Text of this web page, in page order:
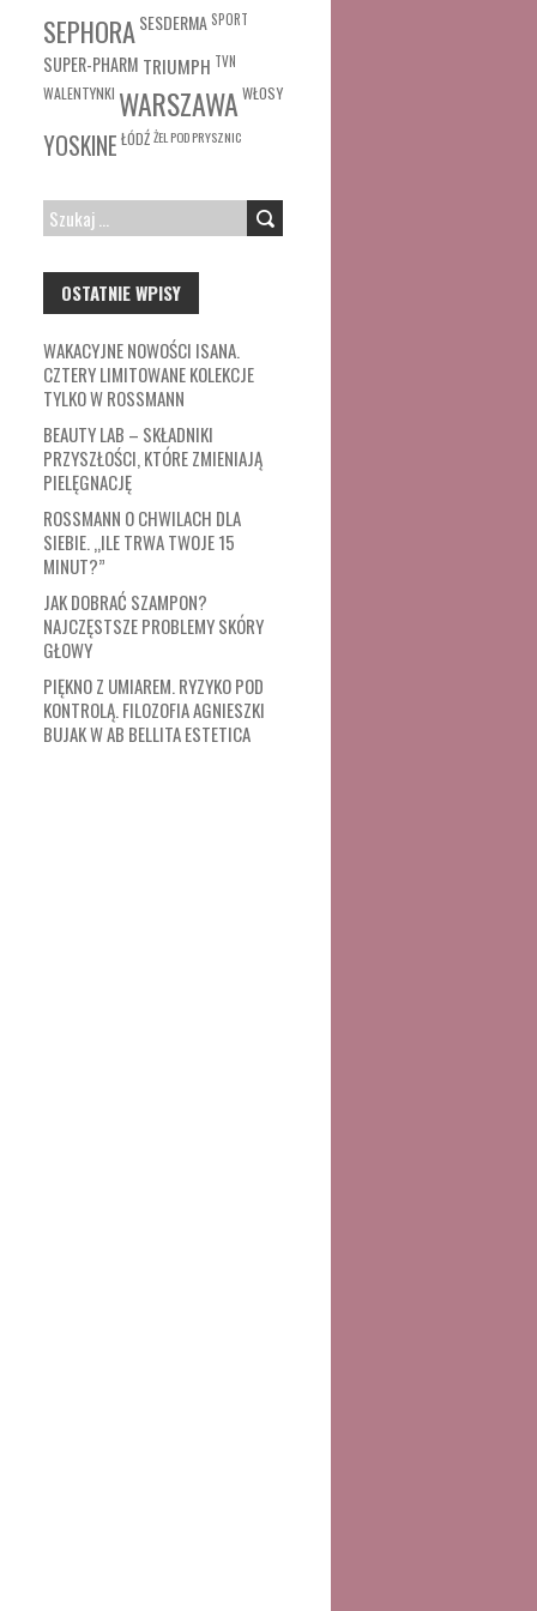
SEPHORASESDERMA SPORT
SUPER-PHARM TRIUMPH TVN
WALENTYNKI WARSZAWA WŁOSY
YOSKINE ŁÓDŹŻEL POD PRYSZNIC
SZUKAJ:
OSTATNIE WPISY
WAKACYJNE NOWOŚCI ISANA.
CZTERY LIMITOWANE KOLEKCJE
TYLKO W ROSSMANN
BEAUTY LAB – SKŁADNIKI
PRZYSZŁOŚCI, KTÓRE ZMIENIAJĄ
PIELĘGNACJĘ
ROSSMANN O CHWILACH DLA
SIEBIE. „ILE TRWA TWOJE 15
MINUT?”
JAK DOBRAĆ SZAMPON?
NAJCZĘSTSZE PROBLEMY SKÓRY
GŁOWY
PIĘKNO Z UMIAREM. RYZYKO POD
KONTROLĄ. FILOZOFIA AGNIESZKI
BUJAK W AB BELLITA ESTETICA